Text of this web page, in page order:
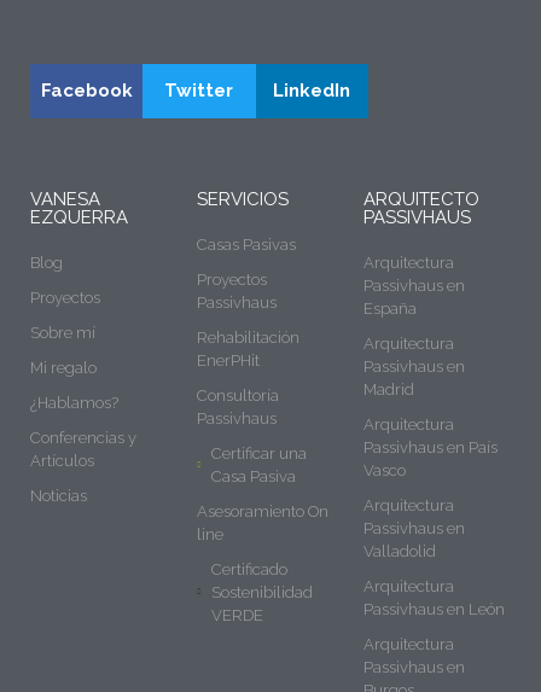
Facebook Twitter LinkedIn
VANESA
EZQUERRA
Blog
Proyectos
Sobre mí
Mi regalo
¿Hablamos?
Conferencias y
Artículos
Noticias
SERVICIOS
Casas Pasivas
Proyectos
Passivhaus
Rehabilitación
EnerPHit
Consultoría
Passivhaus
Certificar una
Casa Pasiva
Asesoramiento On
line
Certificado
Sostenibilidad
VERDE
ARQUITECTO
PASSIVHAUS
Arquitectura
Passivhaus en
España
Arquitectura
Passivhaus en
Madrid
Arquitectura
Passivhaus en País
Vasco
Arquitectura
Passivhaus en
Valladolid
Arquitectura
Passivhaus en León
Arquitectura
Passivhaus en